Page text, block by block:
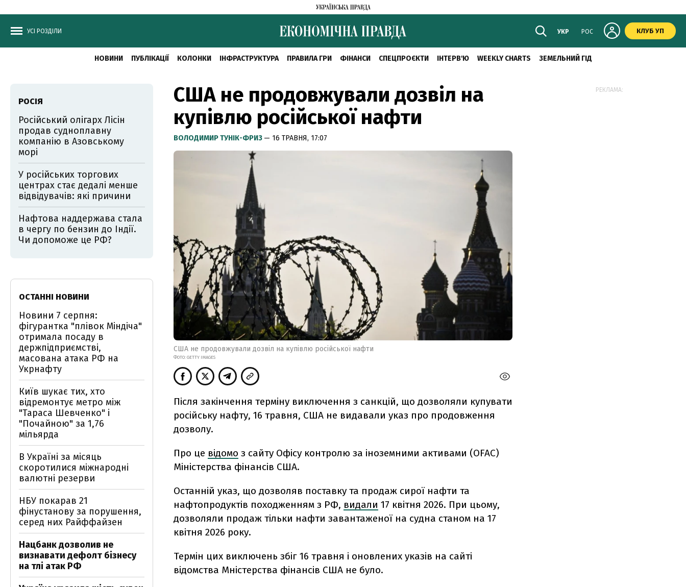
УСІ РОЗДІЛИ УКР РОС КЛУБ УП
НОВИНИ ПУБЛІКАЦІЇ КОЛОНКИ ІНФРАСТРУКТУРА ПРАВИЛА ГРИ ФІНАНСИ СПЕЦПРОЄКТИ ІНТЕРВ'Ю WEEKLY CHARTS ЗЕМЕЛЬНИЙ ГІД
США не продовжували дозвіл на
купівлю російської нафти
ВОЛОДИМИР ТУНІК-ФРИЗ — 16 ТРАВНЯ, 17:07
США не продовжували дозвіл на купівлю російської нафти
ФОТО: GETTY IMAGES
Після закінчення терміну виключення з санкцій, що дозволяли купувати
російську нафту, 16 травня, США не видавали указ про продовження
дозволу.
Про це відомо з сайту Офісу контролю за іноземними активами (OFAC)
Міністерства фінансів США.
Останній указ, що дозволяв поставку та продаж сирої нафти та
нафтопродуктів походженням з РФ, видали 17 квітня 2026. При цьому,
дозволяли продаж тільки нафти завантаженої на судна станом на 17
квітня 2026 року.
Термін цих виключень збіг 16 травня і оновлених указів на сайті
відомства Мністерства фінансів США не було.
РОСІЯ
Російський олігарх Лісін
продав судноплавну
компанію в Азовському
морі
У російських торгових
центрах стає дедалі менше
відвідувачів: які причини
Нафтова наддержава стала
в чергу по бензин до Індії.
Чи допоможе це РФ?
ОСТАННІ НОВИНИ
Новини 7 серпня:
фігурантка "плівок Міндіча"
отримала посаду в
держпідприємстві,
масована атака РФ на
Укрнафту
Київ шукає тих, хто
відремонтує метро між
"Тараса Шевченко" і
"Почайною" за 1,76
мільярда
В Україні за місяць
скоротилися міжнародні
валютні резерви
НБУ покарав 21
фінустанову за порушення,
серед них Райффайзен
Нацбанк дозволив не
визнавати дефолт бізнесу
на тлі атак РФ
РЕКЛАМА: